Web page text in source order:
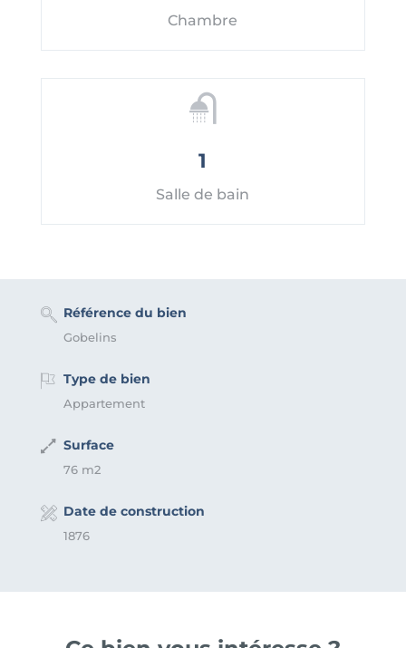
Chambre
1
Salle de bain
Référence du bien
Gobelins
Type de bien
Appartement
Surface
76 m2
Date de construction
1876